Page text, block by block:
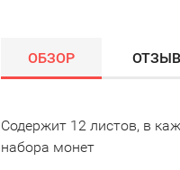
ОБЗОР
Содержит 12 листов, в
набора монет